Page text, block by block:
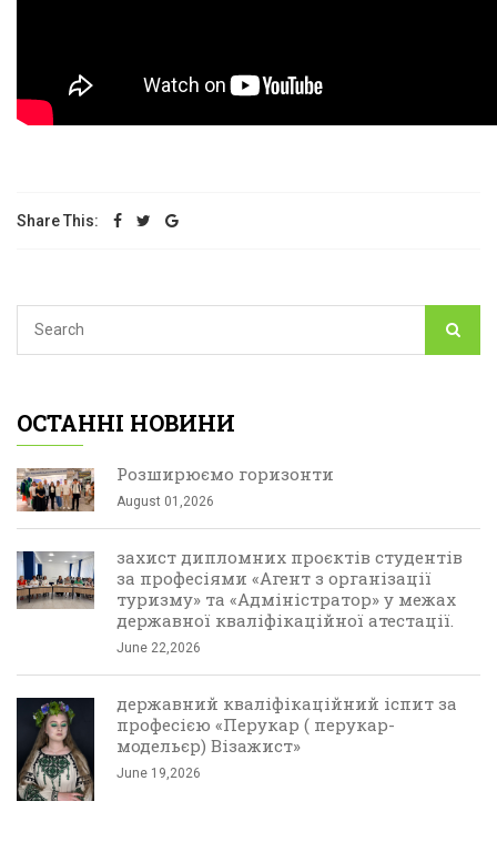
Share This:
ОСТАННІ НОВИНИ
Розширюємо горизонти
August 01,2026
захист дипломних проєктів студентів
за професіями «Агент з організації
туризму» та «Адміністратор» у межах
державної кваліфікаційної атестації.
June 22,2026
державний кваліфікаційний іспит за
професією «Перукар ( перукар-
модельєр) Візажист»
June 19,2026